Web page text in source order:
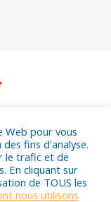
Web pour vous
fins d'analyse.
le trafic et de
En cliquant sur
de TOUS les
nous utilisons